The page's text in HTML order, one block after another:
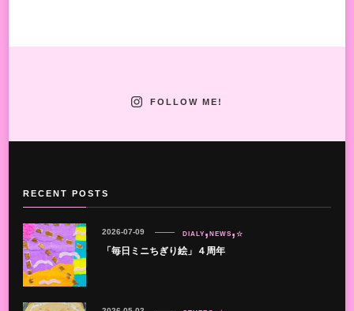
FOLLOW ME!
RECENT POSTS
DIALY NEWS ☆
「毎日ミニちぎり絵」４周年
2026-07-09